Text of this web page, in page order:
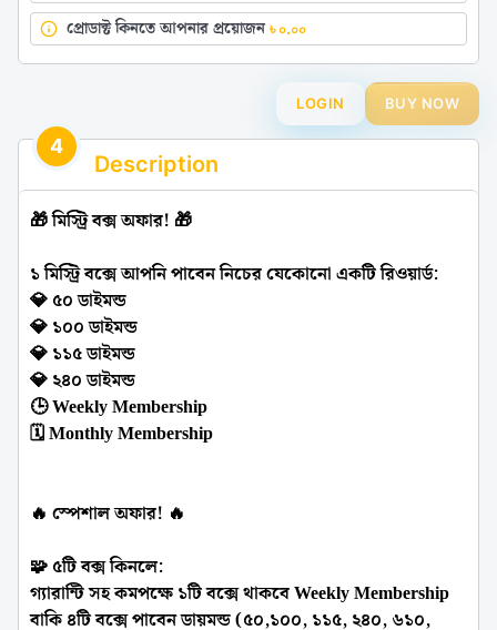
প্রোডাক্ট কিনতে আপনার প্রয়োজন৳০.০০
LOGIN BUY NOW
4
Description
🎁মিস্ট্রি বক্স অফার! 🎁
১ মিস্ট্রি বক্সে আপনি পাবেন নিচের যেকোনো একটি রিওয়ার্ড:
💎 ৫০ ডাইমন্ড
💎 ১০০ ডাইমন্ড
💎 ১১৫ ডাইমন্ড
💎 ২৪০ ডাইমন্ড
🕒 Weekly Membership
🗓️ Monthly Membership
🔥 স্পেশাল অফার! 🔥
🧩 ৫টি বক্স কিনলে:
গ্যারান্টি সহ কমপক্ষে ১টি বক্সে থাকবে Weekly Membership
বাকি ৪টি বক্সে পাবেন ডায়মন্ড (৫০,১০০, ১১৫, ২৪০, ৬১০,